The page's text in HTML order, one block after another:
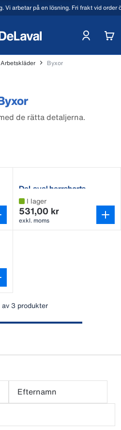
Vi arbetar på en lösning. Fri frakt vid
Arbetskläder Byxor
de rätta detaljerna.
DeLaval herrshorts
I lager
531,00 kr
exkl. moms
3 produkter
Efternamn